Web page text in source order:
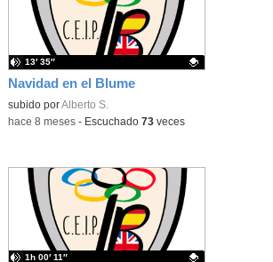
Navidad en el Blume
Contenido educativo.
subido porAlberto S.
13′ 35″
-hace 8 meses- Escuchado 73veces
1h 00′ 11″